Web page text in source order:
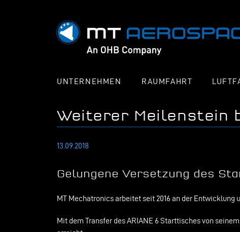
UNTERNEHMEN RAUMFAHRT
Weiterer Meilenstein
13.09.2018
Gelungene Versetzung des
MT Mechatronics arbeitet seit 2016 an der Entwicklung
Mit dem Transfer des ARIANE 6 Starttisches von